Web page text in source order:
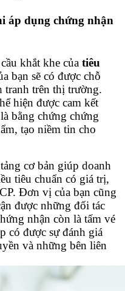
áp dụng chứng nhận
khắt khe của tiêu
bạn sẽ có được chỗ
tranh trên thị trường.
hiện được cam kết
bằng chứng chứng
tạo niềm tin cho
cơ bản giúp doanh
tiêu chuẩn có giá trị,
Đơn vị của bạn cũng
được những đối tác
nhận còn là tấm vé
có được sự đánh giá
và những bên liên